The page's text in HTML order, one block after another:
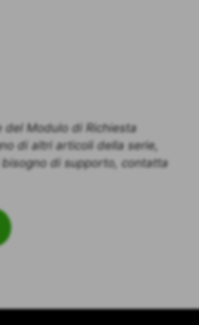
Modulo di Richiesta
di altri articoli della serie,
di supporto, contatta